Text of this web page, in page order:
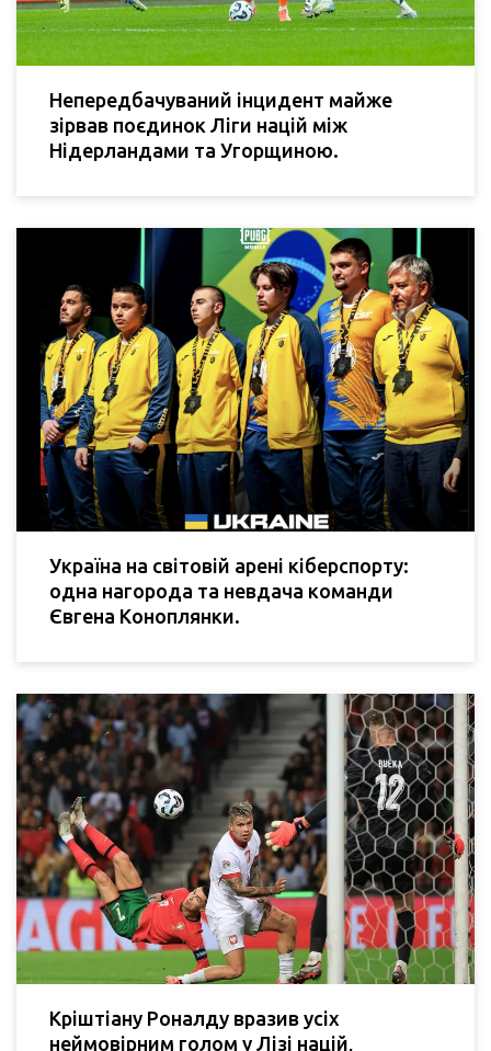
Непередбачуваний інцидент майже
зірвав поєдинок Ліги націй між
Нідерландами та Угорщиною.
Україна на світовій арені кіберспорту:
одна нагорода та невдача команди
Євгена Коноплянки.
Кріштіану Роналду вразив усіх
неймовірним голом у Лізі націй,